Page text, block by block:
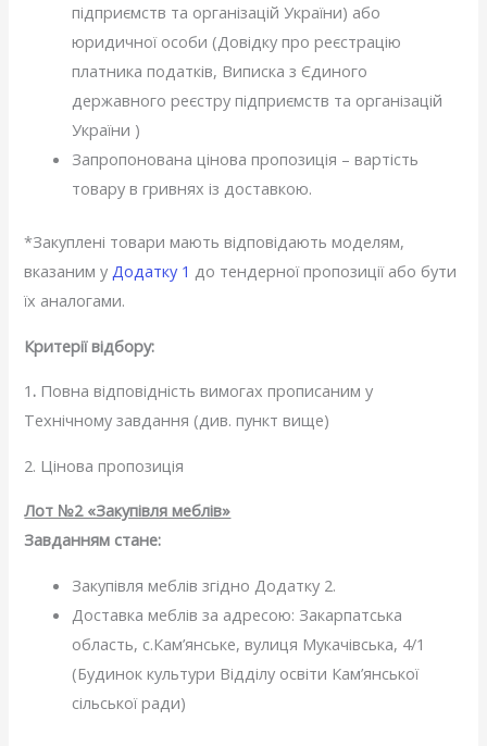
підприємств та організацій України) або
юридичної особи (Довідку про реєстрацію
платника податків, Виписка з Єдиного
державного реєстру підприємств та організацій
України )
Запропонована цінова пропозиція – вартість
товару в гривнях із доставкою.
*Закуплені товари мають відповідають моделям,
вказаним уДодатку 1 до тендерної пропозиції або бути
їх аналогами.
Критерії відбору:
1 . Повна відповідність вимогах прописаним у
Технічному завдання (див. пункт вище)
2. Цінова пропозиція
Лот №2 «Закупівля меблів»
Завданням стане:
Закупівля меблів згідно Додатку 2.
Доставка меблів за адресою: Закарпатська
область, с.Кам’янське, вулиця Мукачівська, 4/1
(Будинок культури Відділу освіти Кам’янської
сільської ради)